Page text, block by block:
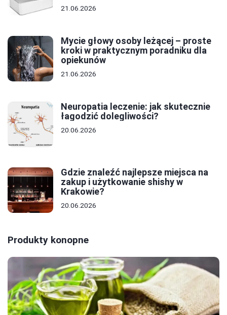
21.06.2026
Mycie głowy osoby leżącej – proste
kroki w praktycznym poradniku dla
opiekunów
21.06.2026
Neuropatia leczenie: jak skutecznie
łagodzić dolegliwości?
20.06.2026
Gdzie znaleźć najlepsze miejsca na
zakup i użytkowanie shishy w
Krakowie?
20.06.2026
Produkty konopne